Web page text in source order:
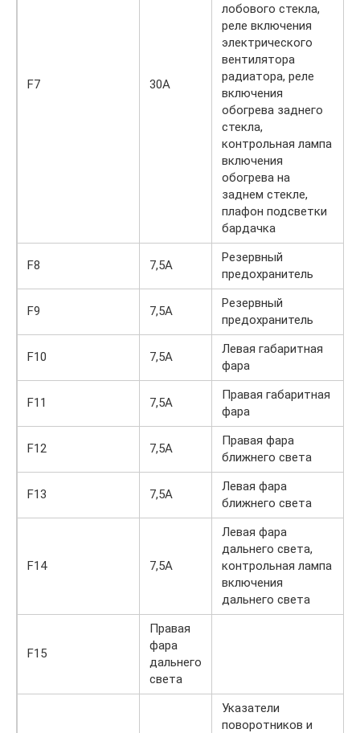
F7 30А
лобового стекла,
реле включения
электрического
вентилятора
радиатора, реле
включения
обогрева заднего
стекла,
контрольная лампа
включения
обогрева на
заднем стекле,
плафон подсветки
бардачка
F8 7,5А
Резервный
предохранитель
F9 7,5А
Резервный
предохранитель
F10 7,5А
Левая габаритная
фара
F11 7,5А
Правая габаритная
фара
F12 7,5А
Правая фара
ближнего света
F13 7,5А
Левая фара
ближнего света
F14 7,5А
Левая фара
дальнего света,
контрольная лампа
включения
дальнего света
F15
Правая
фара
дальнего
света
Указатели
поворотников и